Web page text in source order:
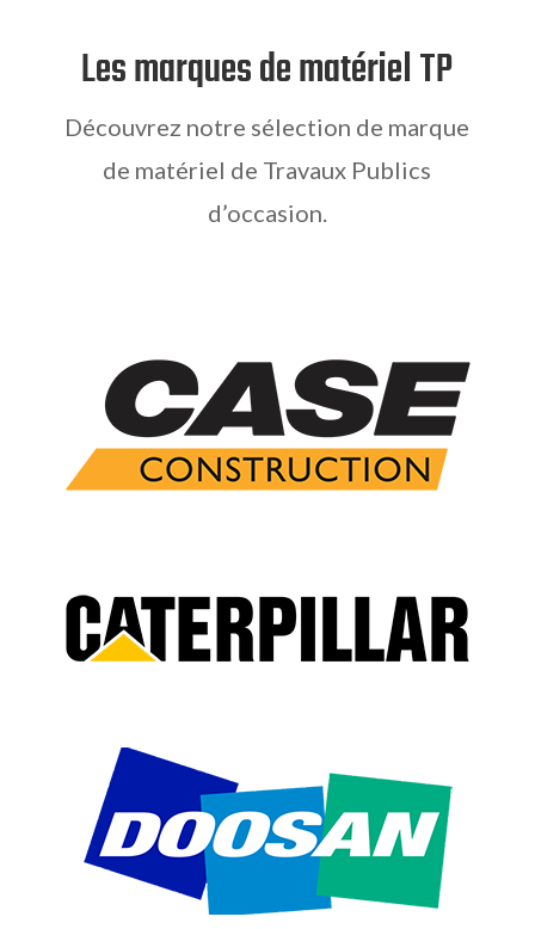
Les marques de matériel TP
Découvrez notre sélection de marque
de matériel de Travaux Publics
d’occasion.